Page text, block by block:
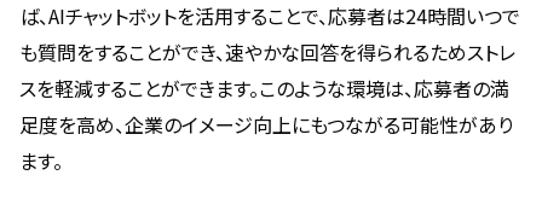
ば、AIチャットボットを活用することで、応募者は24時間いつで
も質問をすることができ、速やかな回答を得られるためストレ
スを軽減することができます。このような環境は、応募者の満
足度を高め、企業のイメージ向上にもつながる可能性があり
ます。